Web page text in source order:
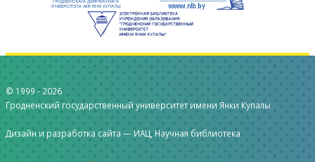
© 1999 - 2026
Гродненский государственный университет имени Янки Купалы
Дизайн и разработка сайта — ИАЦ, Научная библиотека